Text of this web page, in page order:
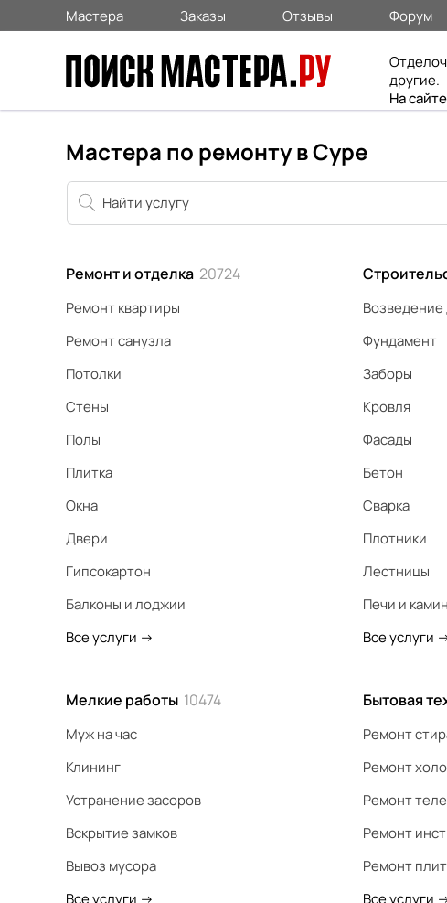
Мастера Заказы Отзывы Форум
другие.
На
Мастера по ремонту в Суре
Ремонт и отделка 20724
Ремонт квартиры
Ремонт санузла
Потолки
Стены
Полы
Плитка
Окна
Двери
Гипсокартон
Балконы и лоджии
Все услуги ->
Фундамент
Заборы
Кровля
Фасады
Бетон
Сварка
Плотники
Лестницы
Печи и
Все услуги -
Мелкие работы 10474
Муж на час
Клининг
Устранение засоров
Вскрытие замков
Вывоз мусора
Все услуги ->
Бытовая
Ремонт
Ремонт
Ремонт
Ремонт
Ремонт плит
Все услуги -